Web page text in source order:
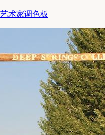
术家调色板